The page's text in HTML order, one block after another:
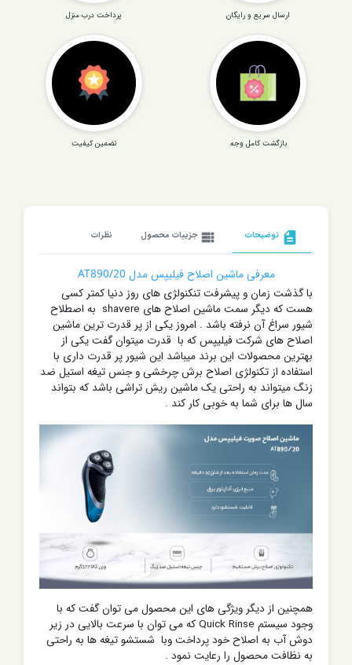
ارسال سریع و رایگان پرداخت درب منزل
بازگشت کامل وجه تضمین کیفیت
description توضیحات view_list جزییات محصول نظرات
معرفی ماشین اصلاح فیلیپس مدل AT890/20
با گذشت زمان و پیشرفت تنکنولژی های روز دنیا کمتر کسی
هست که دیگر سمت ماشین اصلاح های shavere به اصطلاح
شیور سراغ آن نرفته باشد . امروز یکی از پر قدرت ترین ماشین
اصلاح های شرکت فیلیپس که با قدرت میتوان گفت یکی از
بهترین محصولات این برند میباشد این شیور پر قدرت داری با
استفاده از تکنولژی اصلاح برش چرخشی و جنس تیغه استیل ضد
زنگ میتواند به راحتی یک ماشین ریش تراشی باشد که بتواند
سال ها برای شما به خوبی کار کند .
همچنین از دیگر ویژگی های این محصول می توان گفت که با
وجود سیستم Quick Rinse که می توان با سرعت بالایی در زیر
دوش آب به اصلاح خود پرداخت وبا شستشو تیغه ها به راحتی
به نظافت محصول را رعایت نمود .